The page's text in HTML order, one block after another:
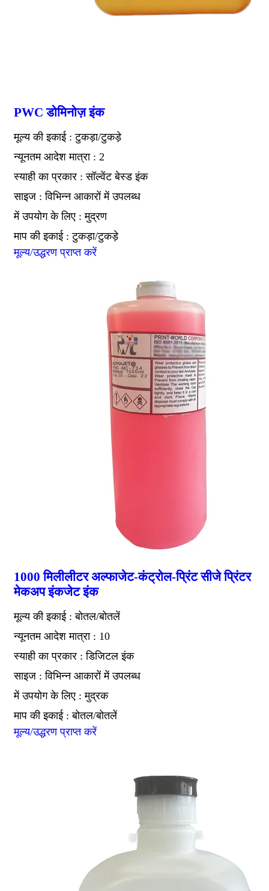
PWC डोमिनोज़ इंक
मूल्य की इकाई : टुकड़ा/टुकड़े
न्यूनतम आदेश मात्रा : 2
स्याही का प्रकार : सॉल्वेंट बेस्ड इंक
साइज : विभिन्न आकारों में उपलब्ध
में उपयोग के लिए : मुद्रण
माप की इकाई : टुकड़ा/टुकड़े
मूल्य/उद्धरण प्राप्त करें
1000 मिलीलीटर अल्फाजेट-कंट्रोल-प्रिंट सीजे प्रिंटर
मेकअप इंकजेट इंक
मूल्य की इकाई : बोतल/बोतलें
न्यूनतम आदेश मात्रा : 10
स्याही का प्रकार : डिजिटल इंक
साइज : विभिन्न आकारों में उपलब्ध
में उपयोग के लिए : मुद्रक
माप की इकाई : बोतल/बोतलें
मूल्य/उद्धरण प्राप्त करें